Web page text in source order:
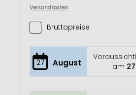
Versandkosten
Bruttopreise
27 August
am